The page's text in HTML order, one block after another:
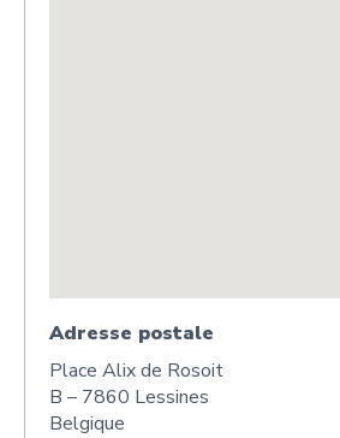
Adresse postale
Place Alix de Rosoit
B – 7860 Lessines
Belgique